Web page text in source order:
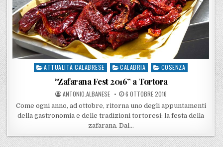
Posted in
ATTUALITÀ CALABRESE CALABRIA COSENZA
“Zafarana Fest 2016” a Tortora
POSTED BY
ANTONIO.ALBANESE POSTED ON
6 OTTOBRE 2016
Come ogni anno, ad ottobre, ritorna uno degli appuntamenti
della gastronomia e delle tradizioni tortoresi: la festa della
zafarana. Dal…